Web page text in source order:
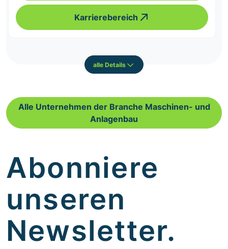
Karrierebereich
alle Details
Alle Unternehmen der Branche Maschinen- und
Anlagenbau
Abonniere
unseren
Newsletter.